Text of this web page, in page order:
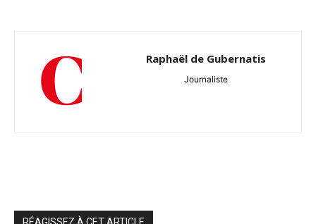
Raphaël de Gubernatis
Journaliste
RÉAGISSEZ À CET ARTICLE